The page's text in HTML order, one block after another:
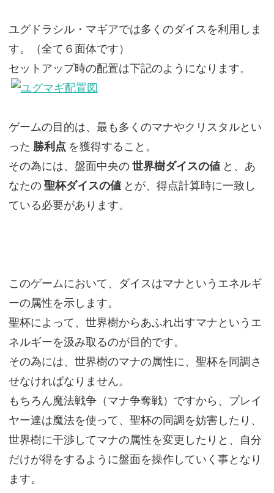
ユグドラシル・マギアでは多くのダイスを利用しま
す。（全て６面体です）
セットアップ時の配置は下記のようになります。
ゲームの目的は、最も多くのマナやクリスタルとい
った 勝利点 を獲得すること。
その為には、盤面中央の 世界樹ダイスの値 と、あ
なたの 聖杯ダイスの値 とが、得点計算時に一致し
ている必要があります。
このゲームにおいて、ダイスはマナというエネルギ
ーの属性を示します。
聖杯によって、世界樹からあふれ出すマナというエ
ネルギーを汲み取るのが目的です。
その為には、世界樹のマナの属性に、聖杯を同調さ
せなければなりません。
もちろん魔法戦争（マナ争奪戦）ですから、プレイ
ヤー達は魔法を使って、聖杯の同調を妨害したり、
世界樹に干渉してマナの属性を変更したりと、自分
だけが得をするように盤面を操作していく事となり
ます。